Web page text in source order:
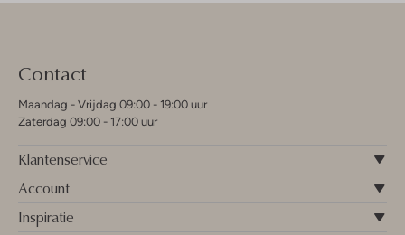
Contact
Maandag - Vrijdag 09:00 - 19:00 uur
Zaterdag 09:00 - 17:00 uur
Klantenservice
Account
Inspiratie